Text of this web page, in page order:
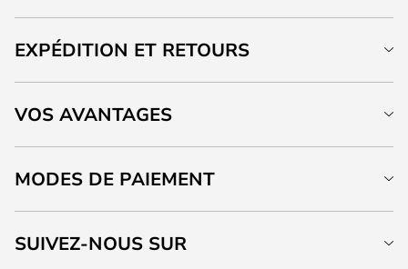
EXPÉDITION ET RETOURS
VOS AVANTAGES
MODES DE PAIEMENT
SUIVEZ-NOUS SUR